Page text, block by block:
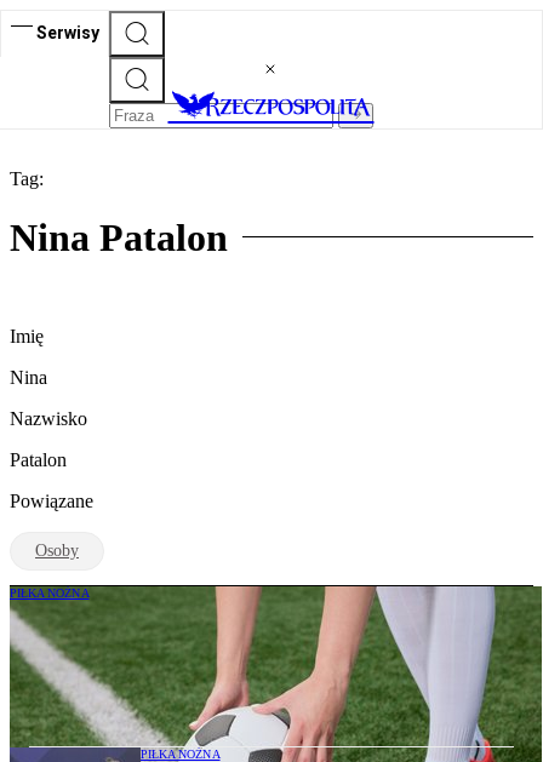
Serwisy
Tag:
Nina Patalon
Imię
Nina
Nazwisko
Patalon
Powiązane
Osoby
PIŁKA NOŻNA
Polskie piłkarki znów przegrały z
Irlandią. Ale historyczny awans na
mundial nadal możliwy
PIŁKA NOŻNA